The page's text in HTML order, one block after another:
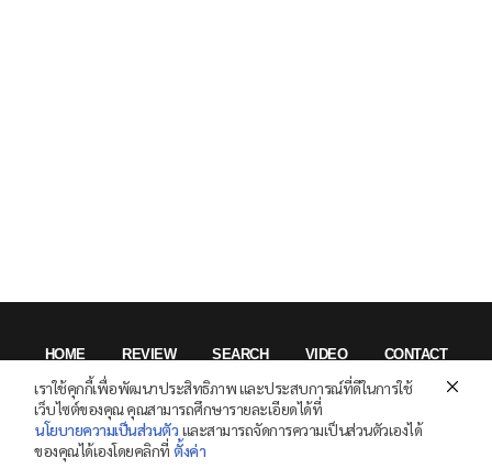
HOME REVIEW SEARCH VIDEO CONTACT
Privacy Policy
เราใช้คุกกี้เพื่อพัฒนาประสิทธิภาพ และประสบการณ์ที่ดีในการใช้
เว็บไซต์ของคุณ คุณสามารถศึกษารายละเอียดได้ที่
นโยบายความเป็นส่วนตัว และสามารถจัดการความเป็นส่วนตัวเองได้
ของคุณได้เองโดยคลิกที่ ตั้งค่า